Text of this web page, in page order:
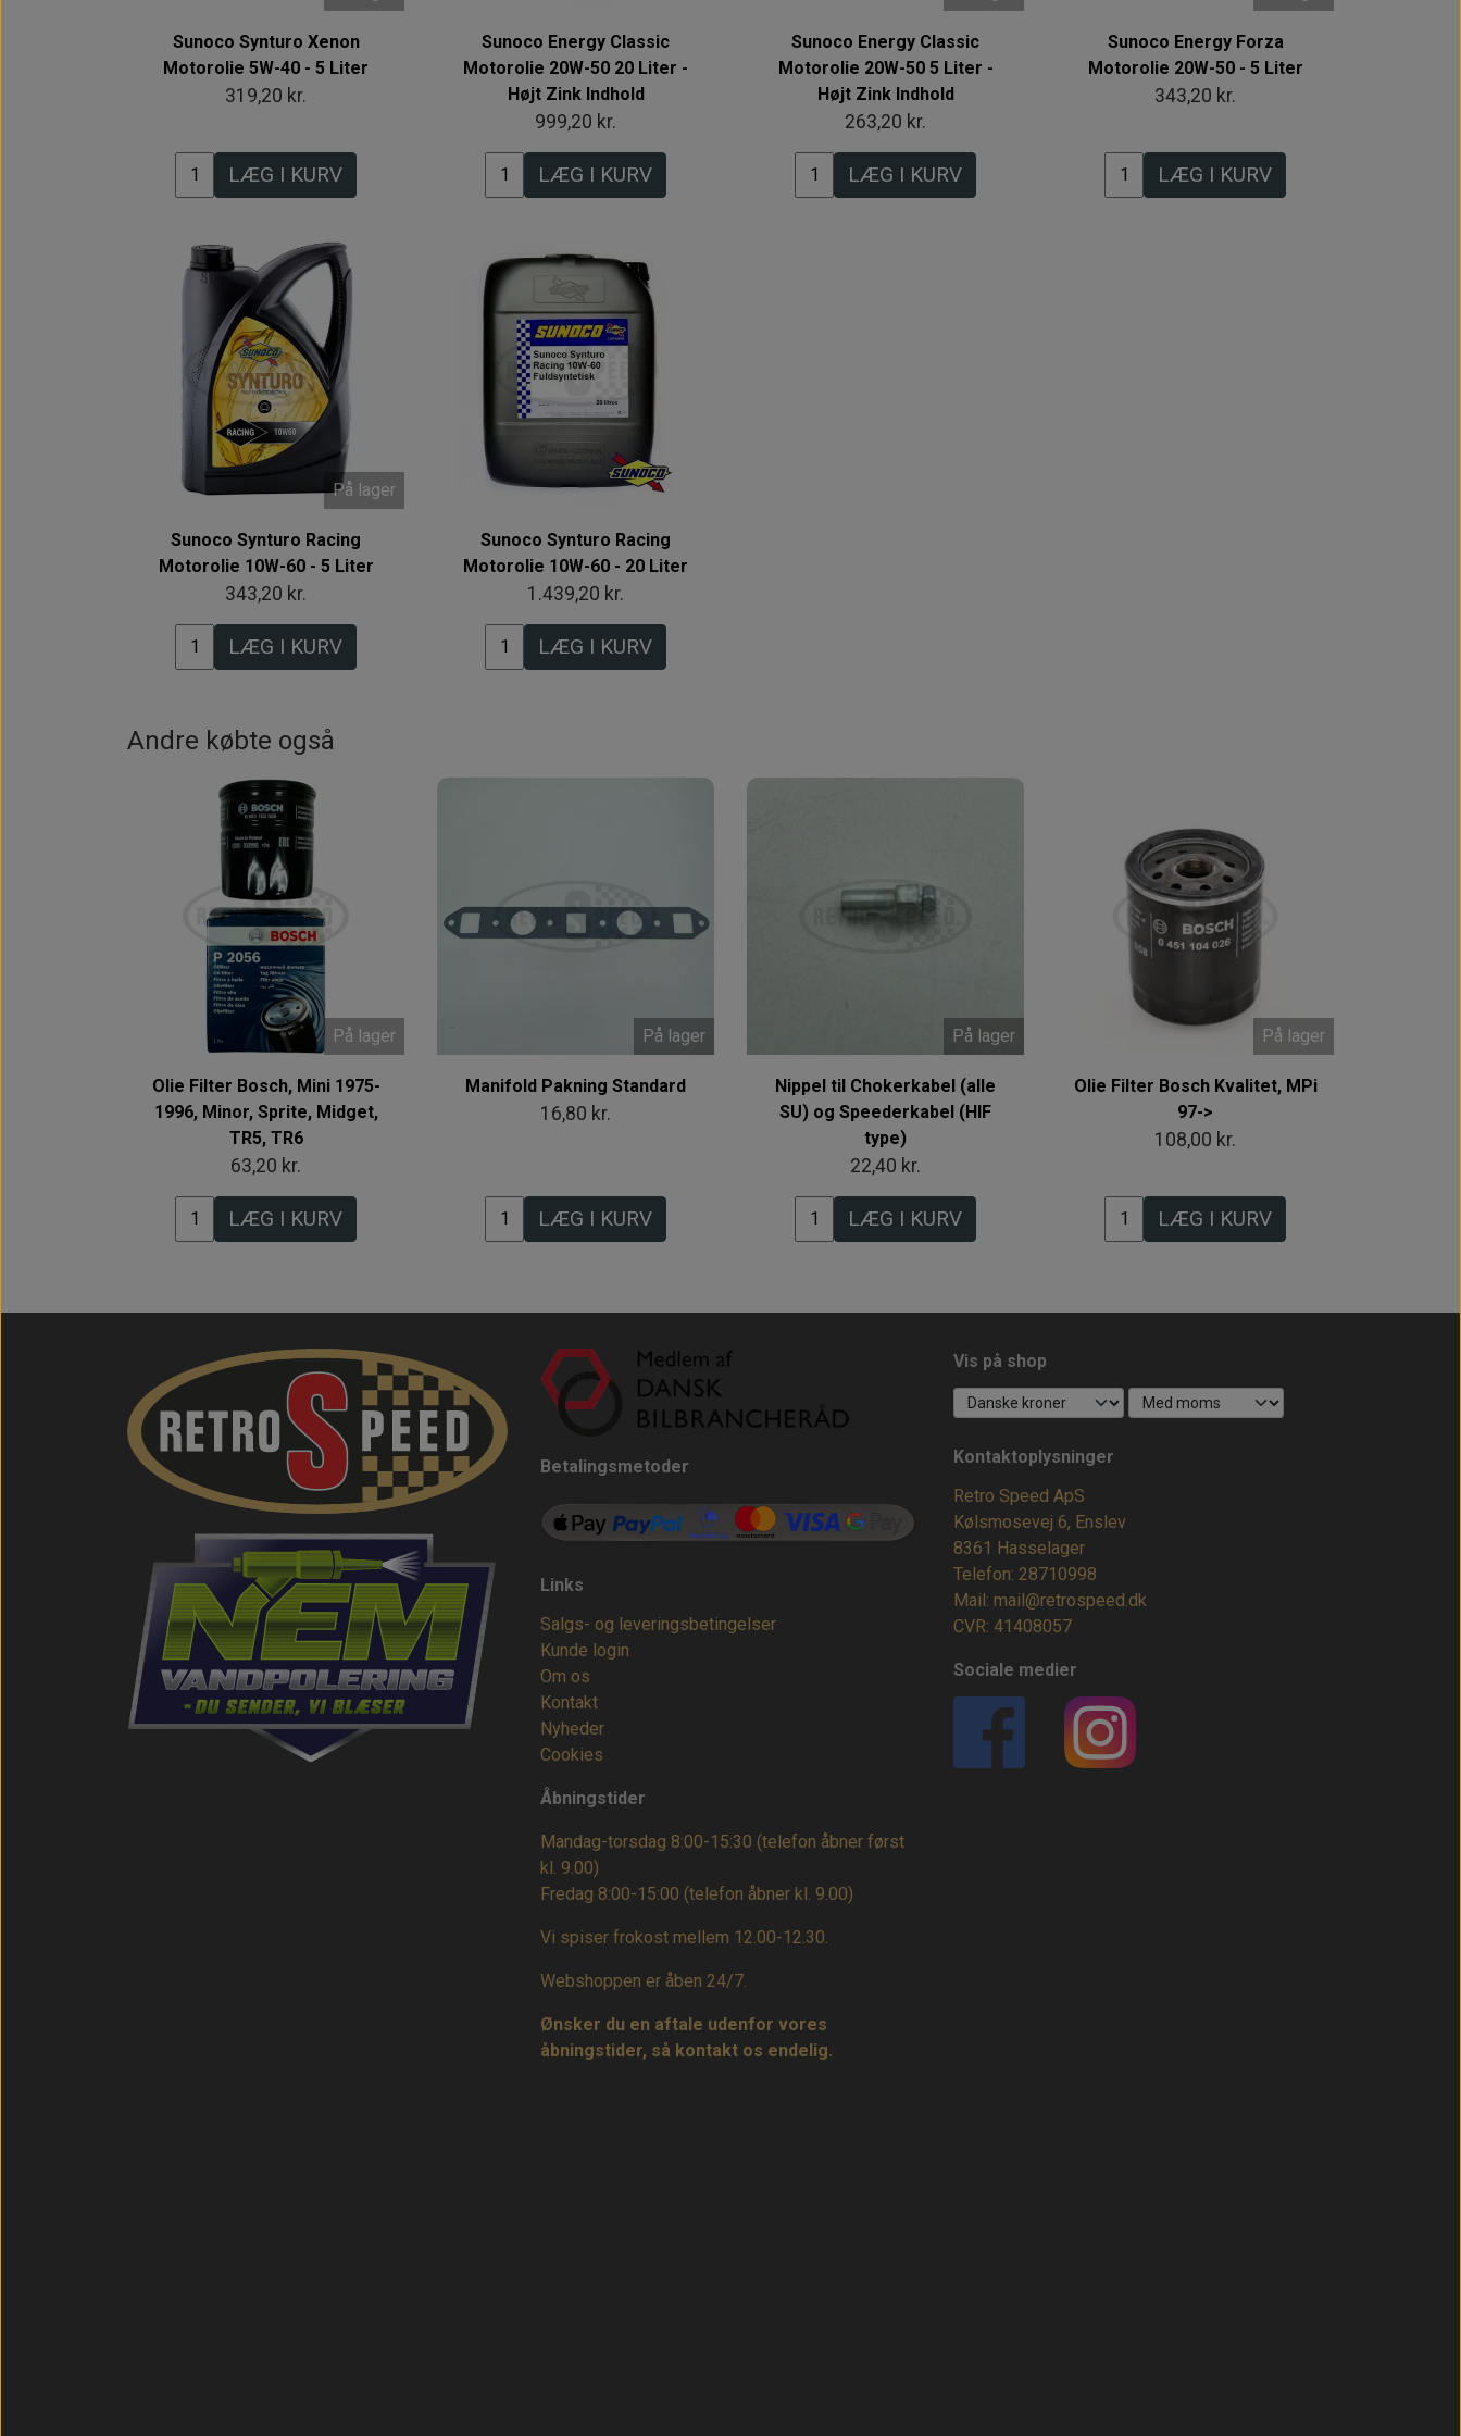
Sunoco Synturo Xenon
Motorolie 5W-40 - 5 Liter
319,20 kr.
LÆG I KURV
Sunoco Energy Classic
Motorolie 20W-50 20 Liter -
Højt Zink Indhold
999,20 kr.
LÆG I KURV
Sunoco Energy Classic
Motorolie 20W-50 5 Liter -
Højt Zink Indhold
263,20 kr.
LÆG I KURV
Sunoco Energy Forza
Motorolie 20W-50 - 5 Liter
343,20 kr.
LÆG I KURV
På lager
Sunoco Synturo Racing
Motorolie 10W-60 - 5 Liter
343,20 kr.
LÆG I KURV
Sunoco Synturo Racing
Motorolie 10W-60 - 20 Liter
1.439,20 kr.
LÆG I KURV
Andre købte også
På lager
Olie Filter Bosch, Mini 1975-
1996, Minor, Sprite, Midget,
TR5, TR6
63,20 kr.
LÆG I KURV
På lager
Manifold Pakning Standard
16,80 kr.
LÆG I KURV
På lager
Nippel til Chokerkabel (alle
SU) og Speederkabel (HIF
type)
22,40 kr.
LÆG I KURV
På lager
Olie Filter Bosch Kvalitet, MPi
97->
108,00 kr.
LÆG I KURV
Betalingsmetoder
Links
Salgs- og leveringsbetingelser
Kunde login
Om os
Kontakt
Nyheder
Cookies
Åbningstider
Mandag-torsdag 8:00-15:30 (telefon åbner først
kl. 9.00)
Fredag 8:00-15:00 (telefon åbner kl. 9.00)
Vi spiser frokost mellem 12.00-12.30.
Webshoppen er åben 24/7.
Ønsker du en aftale udenfor vores
åbningstider, så kontakt os endelig.
Vis på shop
Kontaktoplysninger
Retro Speed ApS
Kølsmosevej 6, Enslev
8361 Hasselager
Telefon: 28710998
Mail: mail@retrospeed.dk
CVR: 41408057
Sociale medier